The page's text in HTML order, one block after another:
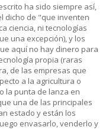
ha sido siempre así,
dicho de "que inventen
ciencia, ni tecnologías
una excepción), y los
aquí no hay dinero para
propia (raras
de las empresas que
a la agricultura o
la punta de lanza en
una de las principales
estado y están los
envasarlo, venderlo y